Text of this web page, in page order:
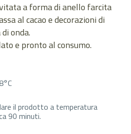
a forma di anello farcita
al cacao e decorazioni di
onda.
e pronto al consumo.
il prodotto a temperatura
90 minuti.